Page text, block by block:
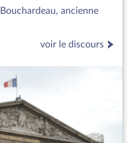
ancienne
voir le discours